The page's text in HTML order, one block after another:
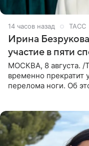
14 часов назад ТАСС
Ирина
участие в пяти
МОСКВА, 8 августа. /
временно прекратит
перелома ноги. Об